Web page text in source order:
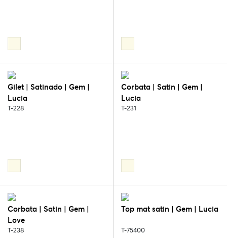
Gilet | Satinado | Gem |
Lucia
T-228
Corbata | Satin | Gem |
Lucia
T-231
Corbata | Satin | Gem |
Love
T-238
Top mat satin | Gem | Lucia
T-75400